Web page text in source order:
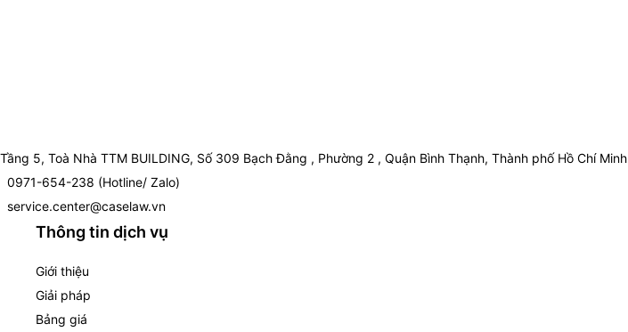
Tầng 5, Toà Nhà TTM BUILDING, Số 309 Bạch Đằng , Phường 2 , Quận Bình Thạnh, Thành phố Hồ Chí Minh
0971-654-238 (Hotline/ Zalo)
service.center@caselaw.vn
Thông tin dịch vụ
Giới thiệu
Giải pháp
Bảng giá